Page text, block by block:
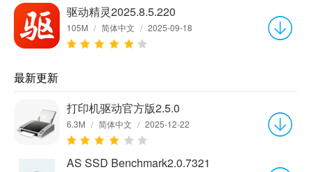
驱动精灵2025.8.5.220
105M / 简体中文 / 2025-09-18
最新更新
打印机驱动官方版2.5.0
6.3M / 简体中文 / 2025-12-22
AS SSD Benchmark2.0.7321